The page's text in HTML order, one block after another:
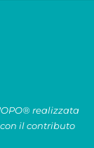
realizzata
il contributo